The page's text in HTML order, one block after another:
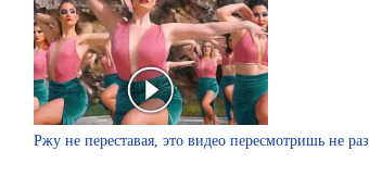
Ржу не переставая, это видео пересмотришь не раз